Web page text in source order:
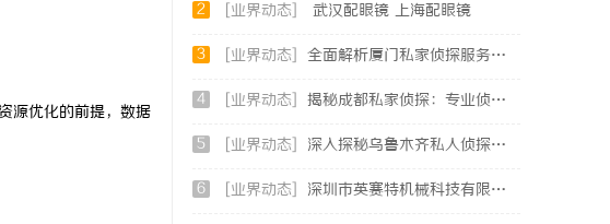
源优化的前提，数据
2 [业界动态] 武汉配眼镜 上海配眼镜
3 [业界动态] 全面解析厦门私家侦探服务的专业性与应用场景
4 [业界动态] 揭秘成都私家侦探：专业侦查服务助您解心中疑惑
5 [业界动态] 深入探秘乌鲁木齐私人侦探行业的现状与未来发展趋势
6 [业界动态] 深圳市英赛特机械科技有限公司 研发，生产，销售各类高端自动化设备插件机